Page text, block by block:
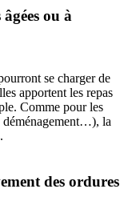
ou à
se charger de
apportent les repas
Comme pour les
déménagement…), la
des ordures